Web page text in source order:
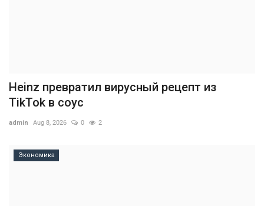
Heinz превратил вирусный рецепт из
TikTok в соус
admin Aug 8, 2026 0 2
Экономика